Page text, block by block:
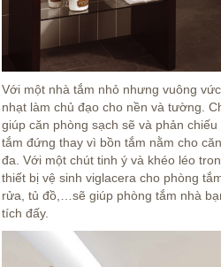
Với một nhà tắm nhỏ nhưng vuông
nhạt làm chủ đạo cho nền và tường.
giúp căn phòng sạch sẽ và phản
tắm đứng thay vì bồn tắm nằm cho
đa. Với một chút tinh ý và khéo léo
thiết bị vệ sinh viglacera cho phòng
rửa, tủ đồ,…sẽ giúp phòng tắm nhà
tích đấy.